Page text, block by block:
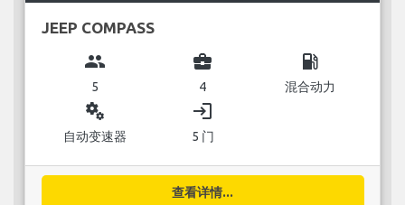
JEEP COMPASS
group
5
business_center
4
local_gas_station
混合动力
miscellaneous_services
自动变速器
login
5 门
查看详情...